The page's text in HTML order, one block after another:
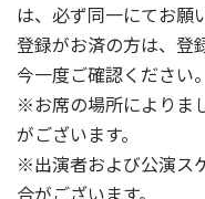
は、必ず同一にてお願
登録がお済の方は、登
今一度ご確認ください。
※お席の場所によりま
がございます。
※出演者および公演ス
合がございます。